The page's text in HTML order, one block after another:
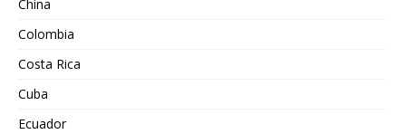
China
Colombia
Costa Rica
Cuba
Ecuador